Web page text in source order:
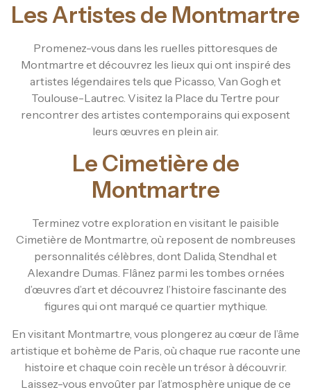
Les Artistes de Montmartre
Promenez-vous dans les ruelles pittoresques de
Montmartre et découvrez les lieux qui ont inspiré des
artistes légendaires tels que Picasso, Van Gogh et
Toulouse-Lautrec. Visitez la Place du Tertre pour
rencontrer des artistes contemporains qui exposent
leurs œuvres en plein air.
Le Cimetière de
Montmartre
Terminez votre exploration en visitant le paisible
Cimetière de Montmartre, où reposent de nombreuses
personnalités célèbres, dont Dalida, Stendhal et
Alexandre Dumas. Flânez parmi les tombes ornées
d’œuvres d’art et découvrez l’histoire fascinante des
figures qui ont marqué ce quartier mythique.
En visitant Montmartre, vous plongerez au cœur de l’âme
artistique et bohème de Paris, où chaque rue raconte une
histoire et chaque coin recèle un trésor à découvrir.
Laissez-vous envoûter par l’atmosphère unique de ce